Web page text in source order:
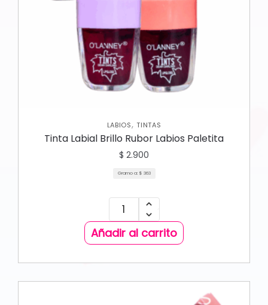
LABIOS,TINTAS
Tinta Labial Brillo Rubor Labios Paletita
$ 2.900
Gramo a: $ 363
Añadir al carrito